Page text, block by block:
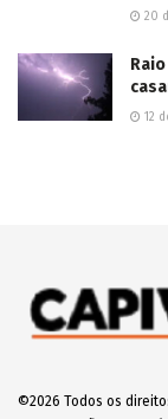
20
12
©2026 Todos os